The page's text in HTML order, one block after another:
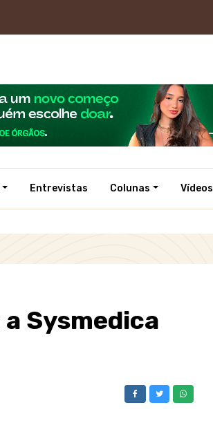
Entrevistas Colunas Vídeos
Sysmedica